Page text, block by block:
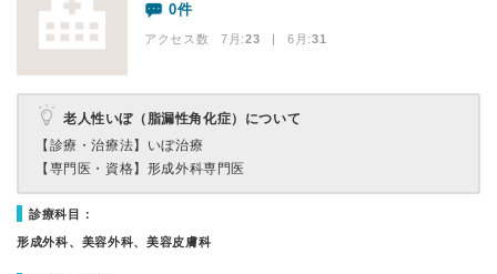
0件
アクセス数 7月:23 | 6月:31
老人性いぼ（脂漏性角化症）について
【診療・治療法】 いぼ治療
【専門医・資格】 形成外科専門医
診療科目：
形成外科、美容外科、美容皮膚科